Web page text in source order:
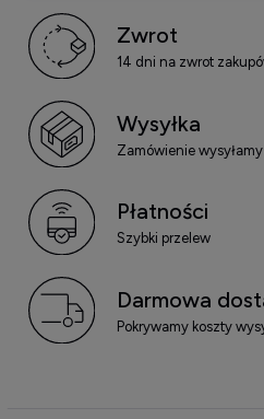
Zwrot
14 dni na zwrot
Wysyłka
Zamówienie
Płatności
Szybki przelew
Darmowa
Pokrywamy koszty